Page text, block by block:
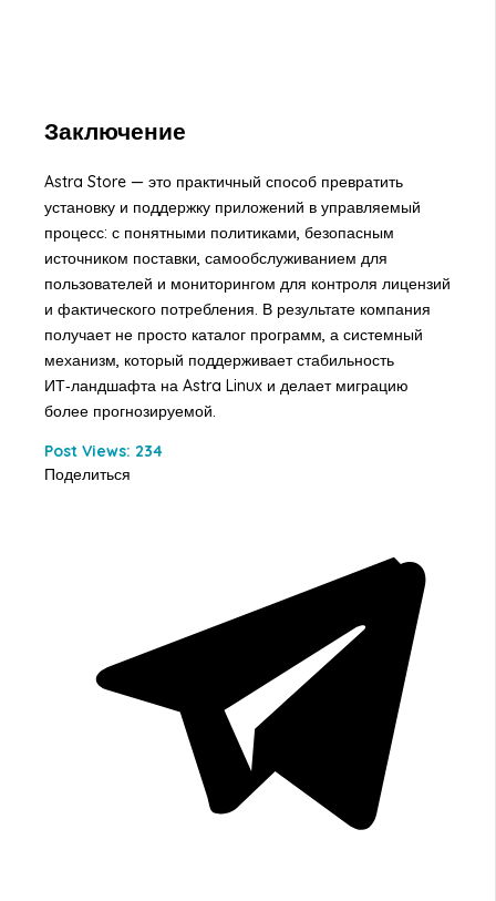
Заключение
Astra Store — это практичный способ превратить
установку и поддержку приложений в управляемый
процесс: с понятными политиками, безопасным
источником поставки, самообслуживанием для
пользователей и мониторингом для контроля лицензий
и фактического потребления. В результате компания
получает не просто каталог программ, а системный
механизм, который поддерживает стабильность
ИТ‑ландшафта на Astra Linux и делает миграцию
более прогнозируемой.
Post Views: 234
Поделиться